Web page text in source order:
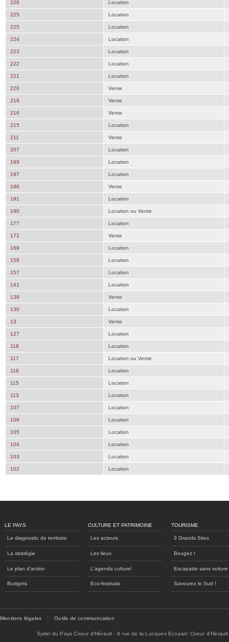
226 Location
225 Location
225 Location
224 Location
223 Location
222 Location
221 Location
220 Vente
219 Vente
216 Vente
215 Location
211 Vente
207 Location
199 Location
197 Location
196 Vente
191 Location
190 Location ou Vente
177 Location
172 Vente
169 Location
158 Location
157 Location
141 Location
139 Vente
130 Location
13 Vente
127 Location
118 Location
117 Location ou Vente
116 Location
115 Location
113 Location
107 Location
106 Location
105 Location
104 Location
103 Location
102 Location
LE PAYS
Le diagnositc de territoire
La stratégie
Le plan d'action
Budgets
CULTURE ET PATRIMOINE
Les acteurs
Les lieux
L'agenda culturel
Eco-festivals
TOURISME
3 Grands Sites
Bougez !
Escapade sans voiture
Savourez le Sud !
Mentions légales Outils de communication
Sydel du Pays Coeur d'Hérault - 9 rue de la Lucques Ecoparc Coeur